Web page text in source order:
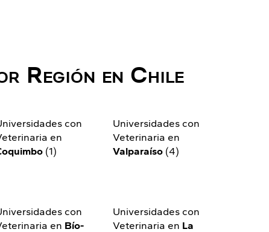
Región en Chile
con
en
(1)
Universidades con
Veterinaria en
Valparaíso(4)
con
en Bío-
Universidades con
Veterinaria en La